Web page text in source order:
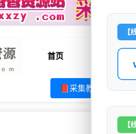
首页
📕采集教程
【
【